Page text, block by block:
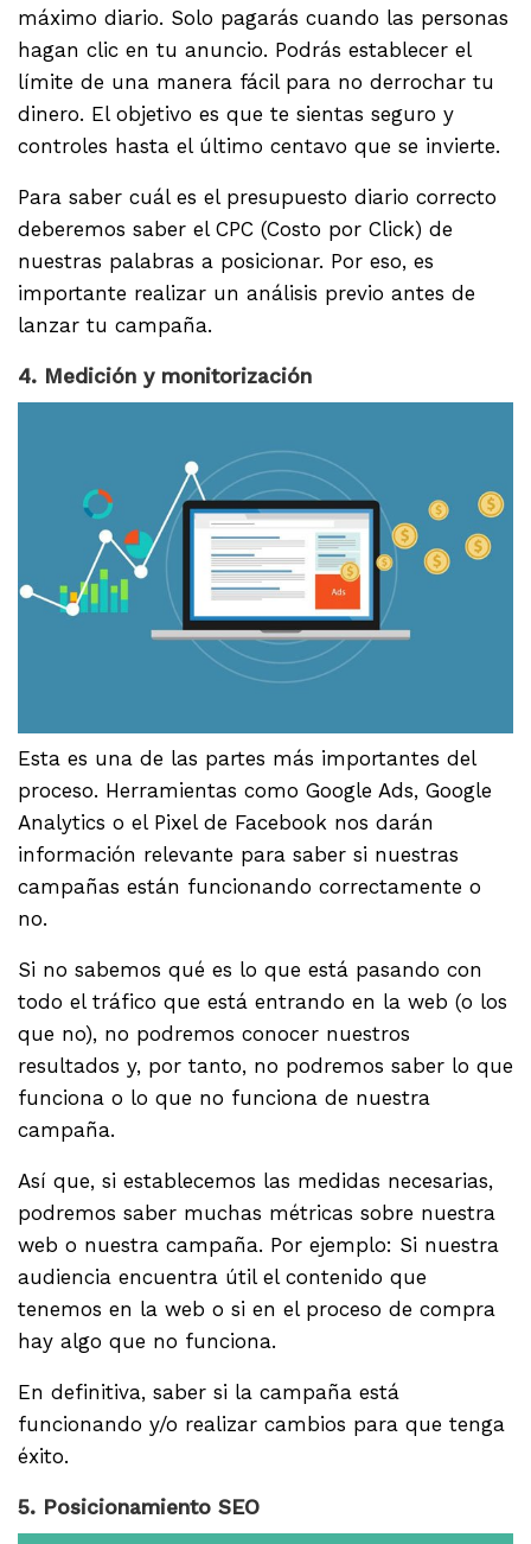
máximo diario. Solo pagarás cuando las personas
hagan clic en tu anuncio. Podrás establecer el
límite de una manera fácil para no derrochar tu
dinero. El objetivo es que te sientas seguro y
controles hasta el último centavo que se invierte.
Para saber cuál es el presupuesto diario correcto
deberemos saber el CPC (Costo por Click) de
nuestras palabras a posicionar. Por eso, es
importante realizar un análisis previo antes de
lanzar tu campaña.
4. Medición y monitorización
Esta es una de las partes más importantes del
proceso. Herramientas como Google Ads, Google
Analytics o el Pixel de Facebook nos darán
información relevante para saber si nuestras
campañas están funcionando correctamente o
no.
Si no sabemos qué es lo que está pasando con
todo el tráfico que está entrando en la web (o los
que no), no podremos conocer nuestros
resultados y, por tanto, no podremos saber lo que
funciona o lo que no funciona de nuestra
campaña.
Así que, si establecemos las medidas necesarias,
podremos saber muchas métricas sobre nuestra
web o nuestra campaña. Por ejemplo: Si nuestra
audiencia encuentra útil el contenido que
tenemos en la web o si en el proceso de compra
hay algo que no funciona.
En definitiva, saber si la campaña está
funcionando y/o realizar cambios para que tenga
éxito.
5. Posicionamiento SEO